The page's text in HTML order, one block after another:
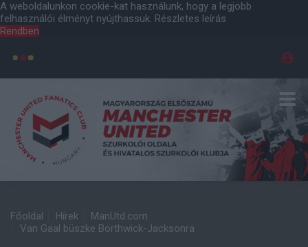
A weboldalunkon cookie-kat használunk, hogy a legjobb
felhasználói élményt nyújthassuk. Részletes leírás
Rendben
Főoldal Hírek
ManUtd.com
Van Gaal büszke Borthwick-Jacksonra